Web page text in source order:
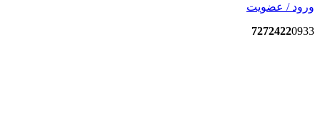
ورود / عضویت
72724220933